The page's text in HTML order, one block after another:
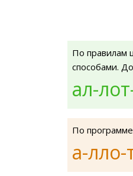
По правилам
способами.
ал-
По
а-